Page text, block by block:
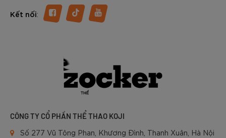
Kết nối:
CÔNG TY CỔ PHẦN THỂ THAO KOJI
Số 277 Vũ Tông Phan, Khương Đình, Thanh Xuân, Hà Nội